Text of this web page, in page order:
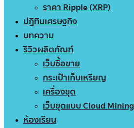
ราคา Ripple (XRP)
ปฏิทินเศรษฐกิจ
บทความ
รีวิวผลิตภัณฑ์
เว็บซื้อขาย
กระเป๋าเก็บเหรียญ
เครื่องขุด
เว็บขุดแบบ Cloud Mining
ห้องเรียน